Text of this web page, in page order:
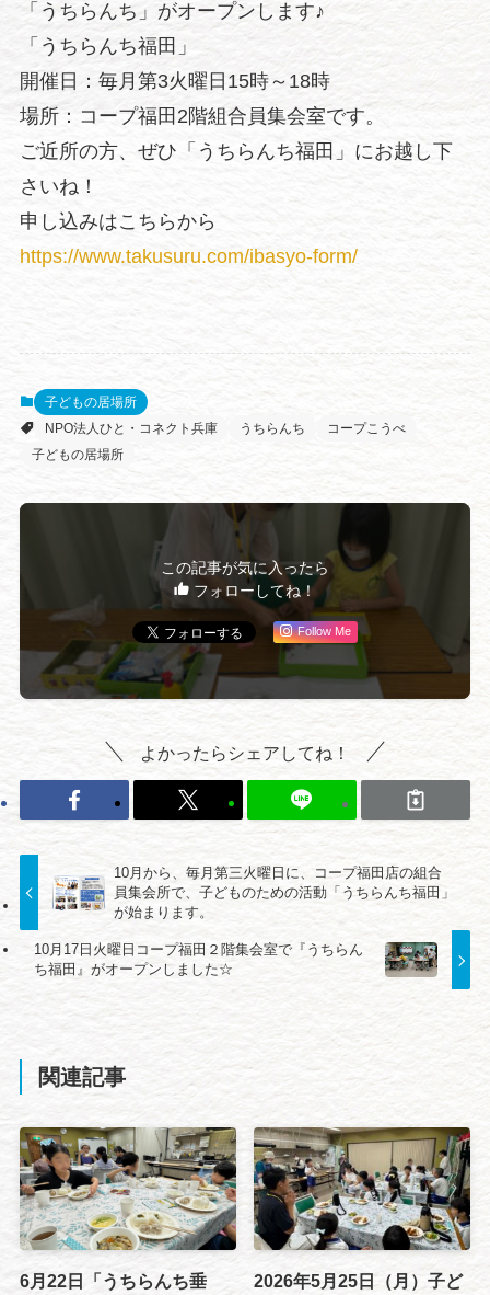
「うちらんち」がオープンします♪
「うちらんち福田」
開催日：毎月第3火曜日15時～18時
場所：コープ福田2階組合員集会室です。
ご近所の方、ぜひ「うちらんち福田」にお越し下
さいね！
申し込みはこちらから
https://www.takusuru.com/ibasyo-form/
子どもの居場所
NPO法人ひと・コネクト兵庫
うちらんち
コープこうべ
子どもの居場所
この記事が気に入ったら
フォローしてね！
Follow Me
よかったらシェアしてね！
10月から、毎月第三火曜日に、コープ福田店の組合
員集会所で、子どものための活動「うちらんち福田」
が始まります。
10月17日火曜日コープ福田２階集会室で『うちらん
ち福田』がオープンしました☆
関連記事
6月22日「うちらんち垂
2026年5月25日（月）子ど